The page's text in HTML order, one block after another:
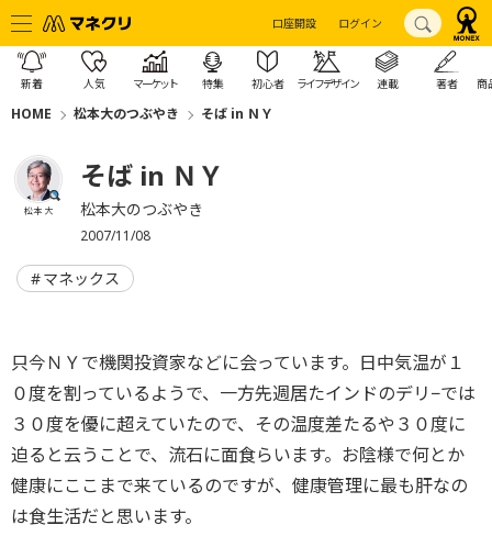
口座開設 ログイン
新着 人気 マーケット 特集 初心者 ライフデザイン 連載 著者 商
HOME 松本大のつぶやき そば in ＮＹ
松本 大
そば in ＮＹ
松本大のつぶやき
2007/11/08
マネックス
只今ＮＹで機関投資家などに会っています。日中気温が１
０度を割っているようで、一方先週居たインドのデリ−では
３０度を優に超えていたので、その温度差たるや３０度に
迫ると云うことで、流石に面食らいます。お陰様で何とか
健康にここまで来ているのですが、健康管理に最も肝なの
は食生活だと思います。